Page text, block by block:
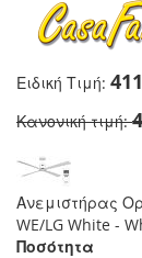
Ειδική Τιμή
Κανονική τιμή
Ανεμιστήρας
WE/LG White -
Ποσότητα